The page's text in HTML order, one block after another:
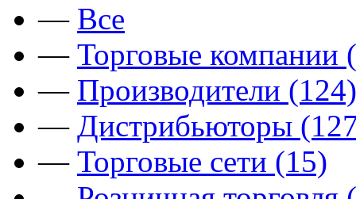
— Все
— Торговые компании
— Производители (124)
— Дистрибьюторы
— Торговые сети (15)